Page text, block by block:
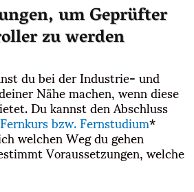
um Geprüfter
zu werden
du bei der Industrie- und
Nähe machen, wenn diese
Du kannst den Abschluss
bzw. Fernstudium*
welchen Weg du gehen
Voraussetzungen, welche